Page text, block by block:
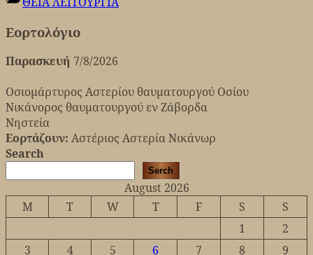
Εορτολόγιο
Παρασκευή 7/8/2026
Οσιομάρτυρος Αστερίου θαυματουργού Οσίου
Νικάνορος θαυματουργού εν Ζάβορδα
Νηστεία
Εορτάζουν: Αστέριος Αστερία Νικάνωρ
Search
Serch
August 2026
M
T W T F S
S
1
2
3
4 5 6 7 8
9